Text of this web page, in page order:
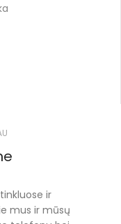
ir
mus ir mūsų